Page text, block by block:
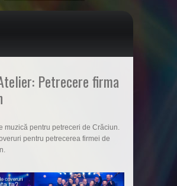
Petrecere firma
muzică pentru petreceri de Crăciun.
pentru petrecerea firmei de